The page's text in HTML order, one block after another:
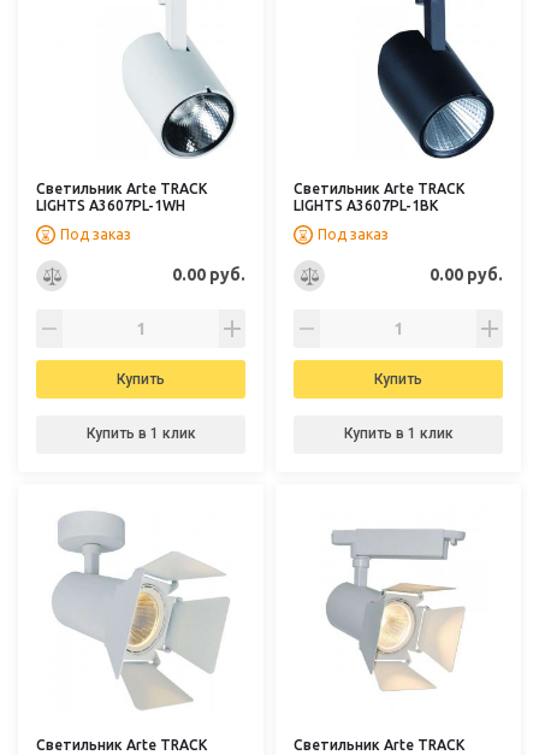
Светильник Arte TRACK
LIGHTS A3607PL-1WH
Под заказ
0.00 руб.
Купить
Купить в 1 клик
Светильник Arte TRACK
LIGHTS A3607PL-1BK
Под заказ
0.00 руб.
Купить
Купить в 1 клик
Светильник Arte TRACK
Светильник Arte TRACK